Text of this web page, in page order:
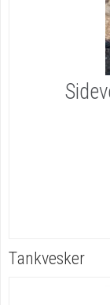
Tankvesker